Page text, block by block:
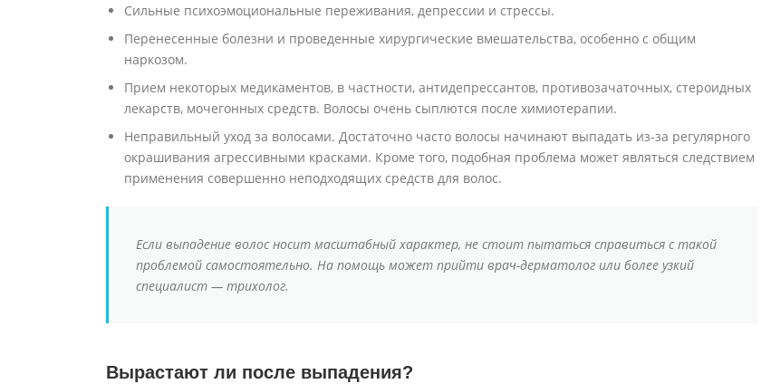
Сильные психоэмоциональные переживания, депрессии и стрессы.
Перенесенные болезни и проведенные хирургические вмешательства, особенно с общим
наркозом.
Прием некоторых медикаментов, в частности, антидепрессантов, противозачаточных, стероидных
лекарств, мочегонных средств. Волосы очень сыплются после химиотерапии.
Неправильный уход за волосами. Достаточно часто волосы начинают выпадать из-за регулярного
окрашивания агрессивными красками. Кроме того, подобная проблема может являться следствием
применения совершенно неподходящих средств для волос.
Если выпадение волос носит масштабный характер, не стоит пытаться справиться с такой
проблемой самостоятельно. На помощь может прийти врач-дерматолог или более узкий
специалист — трихолог.
Вырастают ли после выпадения?